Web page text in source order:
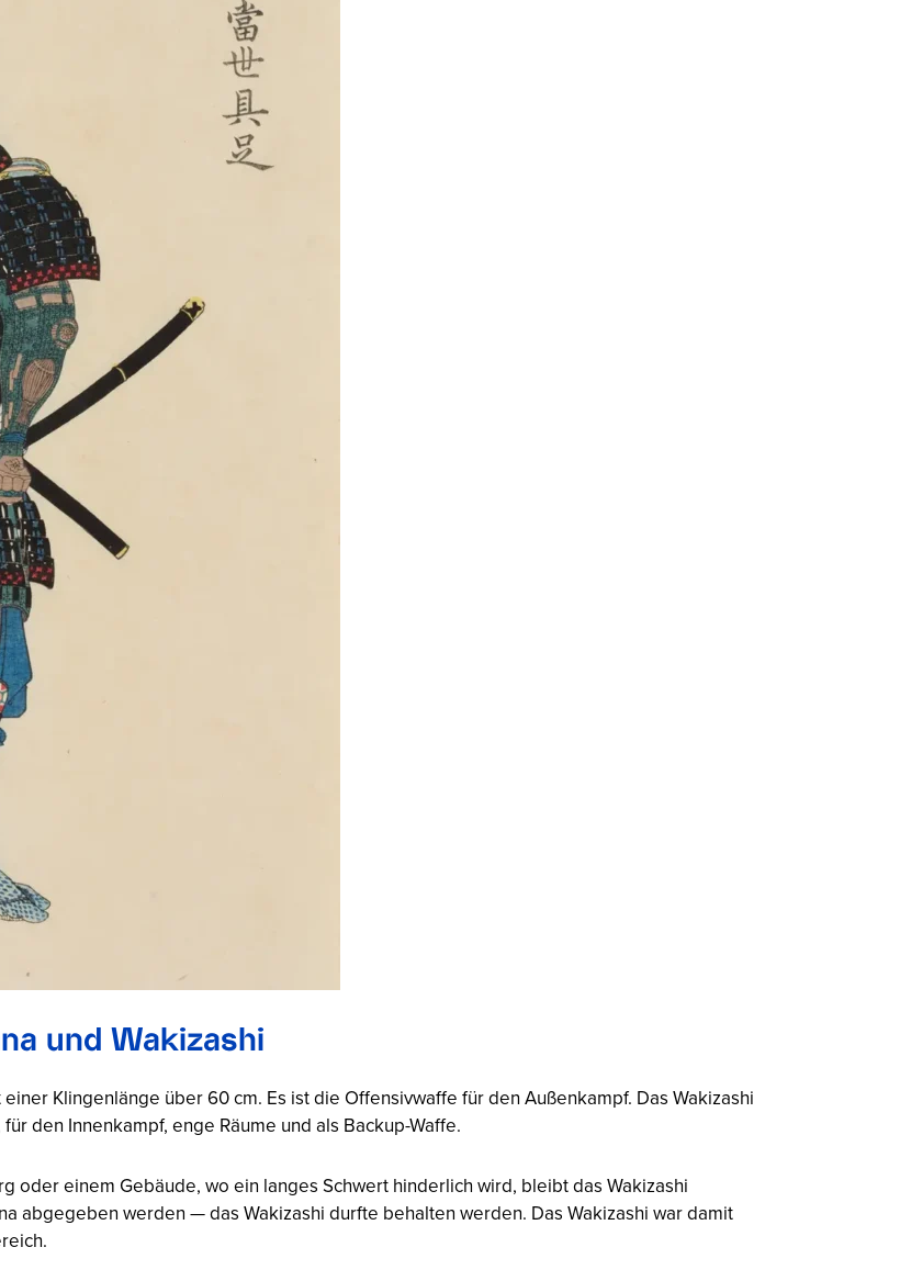
und Wakizashi
Klingenlänge über 60 cm. Es ist die Offensivwaffe für den Außenkampf. Das Wakizashi
den Innenkampf, enge Räume und als Backup-Waffe.
oder einem Gebäude, wo ein langes Schwert hinderlich wird, bleibt das Wakizashi
abgegeben werden — das Wakizashi durfte behalten werden. Das Wakizashi war damit